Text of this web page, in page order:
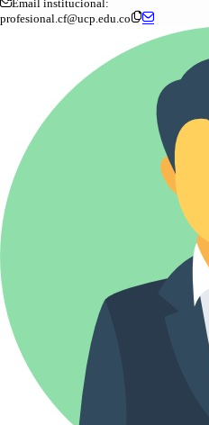
Email institucional:
profesional.cf@ucp.edu.co